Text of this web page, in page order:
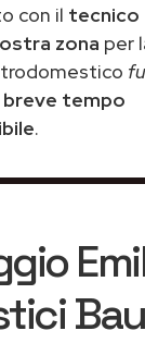
con il tecnico
zona per
breve tempo
.